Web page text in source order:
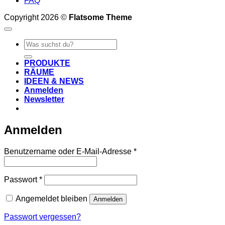
Copyright 2026 © Flatsome Theme
Suche
nach:
PRODUKTE
RÄUME
IDEEN & NEWS
Anmelden
Newsletter
Anmelden
Benutzername oder E-Mail-Adresse *Erforderlich
Passwort*Erforderlich
Angemeldet bleiben Anmelden
Passwort vergessen?